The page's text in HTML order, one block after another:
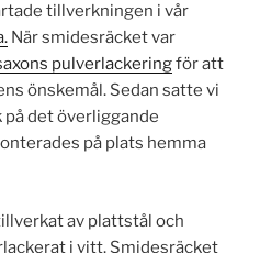
tillverkningen i vår
När smidesräcket var
pulverlackeringför att
önskemål. Sedan satte vi
på det överliggande
på plats hemma
av plattstål och
i vitt. Smidesräcket